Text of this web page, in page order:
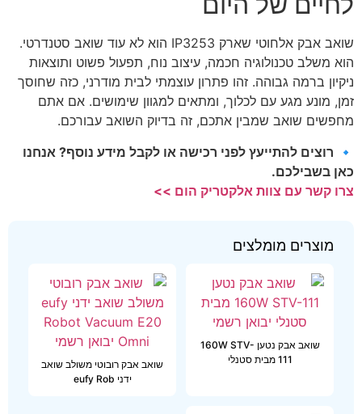
שואב אבק אלחוטי שארק IP3253 הוא לא עוד שואב סטנדרטי.
הוא משלב טכנולוגיה חכמה, עיצוב נוח, תפעול פשוט ותוצאות
ניקיון ברמה גבוהה. זהו פתרון עוצמתי לבית מודרני, כזה שחוסך
זמן, מונע מגע עם לכלוך, ומתאים למגוון שימושים. אם אתם
מחפשים שואב שמבין אתכם, זה בדיוק השואב עבורכם.
🔹 רוצים להתייעץ לפני רכישה או לקבל מידע נוסף? אנחנו
כאן בשבילכם.
צרו קשר עם צוות אלקטריק הום >>
מוצרים מומלצים
שואב אבק נטען 160W STV-
111 מבית סטנלי
שואב אבק רובוטי משולב שואב
ידני eufy Rob